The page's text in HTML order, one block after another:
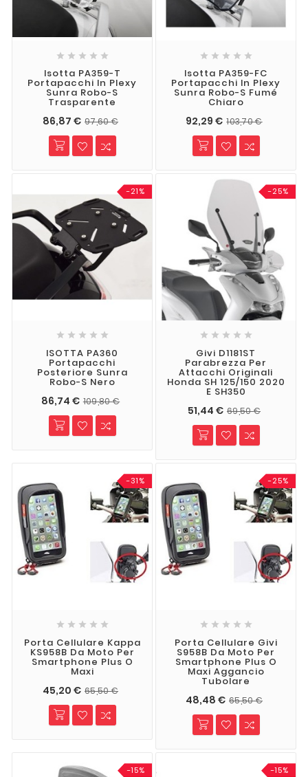
    
Isotta PA359-T
Portapacchi In Plexy
Sunra Robo-S
Trasparente
86,87 € 97,60 €
    
Isotta PA359-FC
Portapacchi In Plexy
Sunra Robo-S Fumé
Chiaro
92,29 € 103,70 €
-21%
    
ISOTTA PA360
Portapacchi
Posteriore Sunra
Robo-S Nero
86,74 € 109,80 €
-25%
    
Givi D1181ST
Parabrezza Per
Attacchi Originali
Honda SH 125/150 2020
E SH350
51,44 € 69,50 €
-31%
    
Porta Cellulare Kappa
KS958B Da Moto Per
Smartphone Plus O
Maxi
45,20 € 65,50 €
-25%
    
Porta Cellulare Givi
S958B Da Moto Per
Smartphone Plus O
Maxi Aggancio
Tubolare
48,48 € 65,50 €
-15% -15%